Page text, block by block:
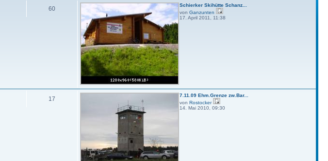
60
Schierker Skihütte Schanz...
von Ganzunten
17. April 2011, 11:38
17
7.11.09 Ehm.Grenze zw.Bar...
von Rostocker
14. Mai 2010, 09:30